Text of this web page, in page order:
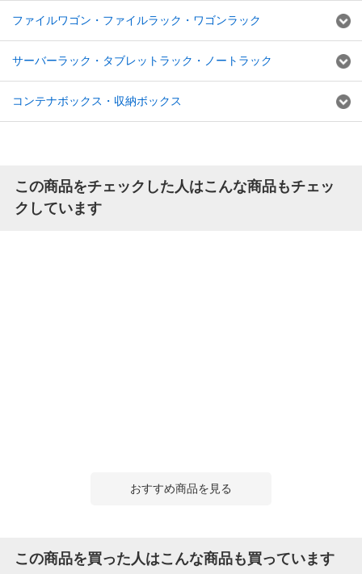
ファイルワゴン・ファイルラック・ワゴンラック
サーバーラック・タブレットラック・ノートラック
コンテナボックス・収納ボックス
この商品をチェックした人はこんな商品もチェッ
クしています
おすすめ商品を見る
この商品を買った人はこんな商品も買っています